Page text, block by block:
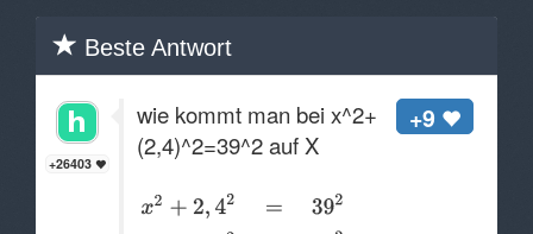
Beste Antwort
+26403
+9
wie kommt man bei x^2+
(2,4)^2=39^2 auf X